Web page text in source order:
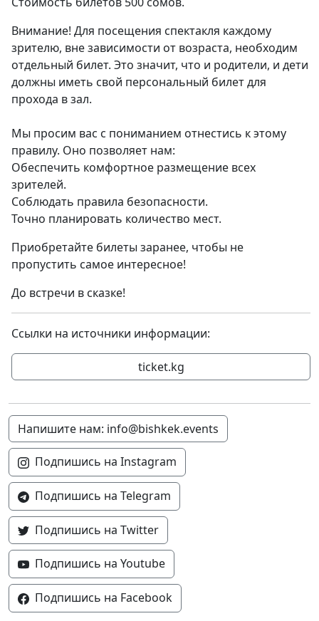
Внимание! Для посещения спектакля каждому
зрителю, вне зависимости от возраста, необходим
отдельный билет. Это значит, что и родители, и дети
должны иметь свой персональный билет для
прохода в зал.
Мы просим вас с пониманием отнестись к этому
правилу. Оно позволяет нам:
Обеспечить комфортное размещение всех
зрителей.
Соблюдать правила безопасности.
Точно планировать количество мест.
Приобретайте билеты заранее, чтобы не
пропустить самое интересное!
До встречи в сказке!
Ссылки на источники информации:
ticket.kg
Напишите нам: info@bishkek.events
Подпишись на Instagram
Подпишись на Telegram
Подпишись на Twitter
Подпишись на Youtube
Подпишись на Facebook